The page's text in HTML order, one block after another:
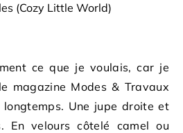
(Cozy Little World)
ce que je voulais, car je
magazine Modes & Travaux
Une jupe droite et
En velours côtelé camel ou